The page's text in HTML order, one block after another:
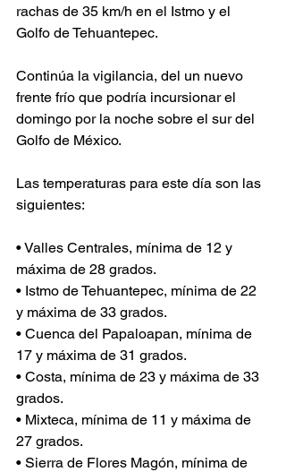
rachas de 35 km/h en el Istmo y el
Golfo de Tehuantepec.
Continúa la vigilancia, del un nuevo
frente frío que podría incursionar el
domingo por la noche sobre el sur del
Golfo de México.
Las temperaturas para este día son las
siguientes:
• Valles Centrales, mínima de 12 y
máxima de 28 grados.
• Istmo de Tehuantepec, mínima de 22
y máxima de 33 grados.
• Cuenca del Papaloapan, mínima de
17 y máxima de 31 grados.
• Costa, mínima de 23 y máxima de 33
grados.
• Mixteca, mínima de 11 y máxima de
27 grados.
• Sierra de Flores Magón, mínima de